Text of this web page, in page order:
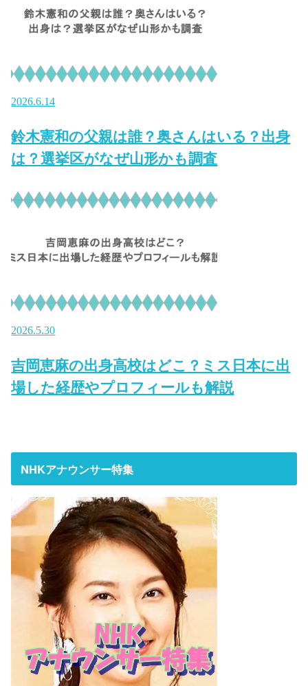
2026.6.14
鈴木憲和の父親は誰？奥さんはいる？出身
は？選挙区がなぜ山形かも調査
2026.5.30
吉岡恵麻の出身高校はどこ？ミス日本に出
場した経歴やプロフィールも解説
NHKアナウンサー特集